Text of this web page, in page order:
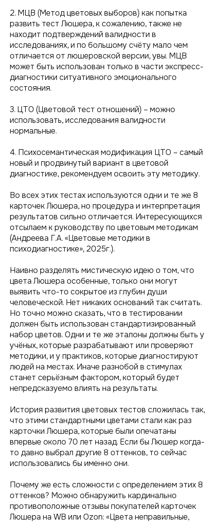
2. МЦВ (Метод цветовых выборов) как попытка
развить тест Люшера, к сожалению, также не
находит подтверждений валидности в
исследованиях, и по большому счёту мало чем
отличается от люшеровской версии, увы. МЦВ
может быть использован только в части экспресс-
диагностики ситуативного эмоционального
состояния.
3. ЦТО (Цветовой тест отношений) – можно
использовать, исследования валидности
нормальные.
4. Психосемантическая модификация ЦТО – самый
новый и продвинутый вариант в цветовой
диагностике, рекомендуем освоить эту методику.
Во всех этих тестах используются одни и те же 8
карточек Люшера, но процедура и интерпретация
результатов сильно отличается. Интересующихся
отсылаем к руководству по цветовым методикам
(Андреева Г.А. «Цветовые методики в
психодиагностике», 2025г.).
Наивно разделять мистическую идею о том, что
цвета Люшера особенные, только они могут
выявить что-то сокрытое из глубин души
человеческой. Нет никаких оснований так считать.
Но точно можно сказать, что в тестировании
должен быть использован стандартизированный
набор цветов. Одни и те же эталоны должны быть у
учёных, которые разрабатывают или проверяют
методики, и у практиков, которые диагностируют
людей на местах. Иначе разнобой в стимулах
станет серьёзным фактором, который будет
непредсказуемо влиять на результаты.
История развития цветовых тестов сложилась так,
что этими стандартными цветами стали как раз
карточки Люшера, которые были опечатаны
впервые около 70 лет назад. Если бы Люшер когда-
то давно выбрал другие 8 оттенков, то сейчас
использовались бы именно они.
Почему же есть сложности с определением этих 8
оттенков? Можно обнаружить кардинально
противоположные отзывы покупателей карточек
Люшера на WB или Ozon: «Цвета неправильные,